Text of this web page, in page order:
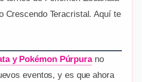
Crescendo Teracristal. Aquí te
y Pokémon Púrpurano
eventos, y es que ahora